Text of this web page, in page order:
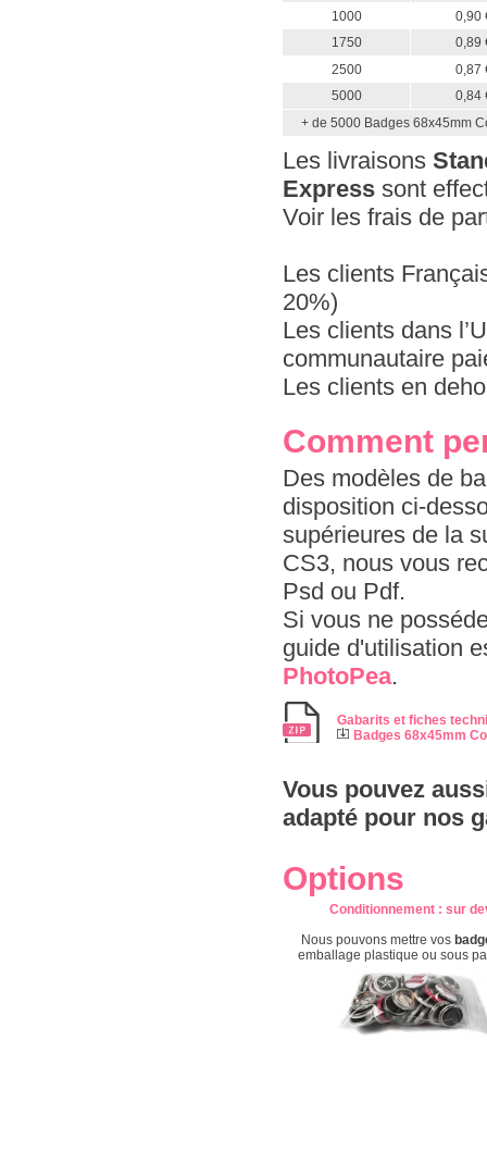
1000
0,90
1750
0,89
2500
0,87
5000
0,84
+ de 5000 Badges 68x45mm
Les livraisons
Express sont
Voir les frais de
Les clients
20%)
Les clients dans
communautaire
Les clients en
Comment
Des modèles de
disposition ci-
supérieures de la
CS3, nous vous
Psd ou Pdf.
Si vous ne
guide d'utilisation
PhotoPea.
Gabarits et fiches
Badges 68x45mm
Vous pouvez
adapté pour nos
Options
Conditionnement: sur
Nous pouvons mettre vos
emballage plastique ou sous